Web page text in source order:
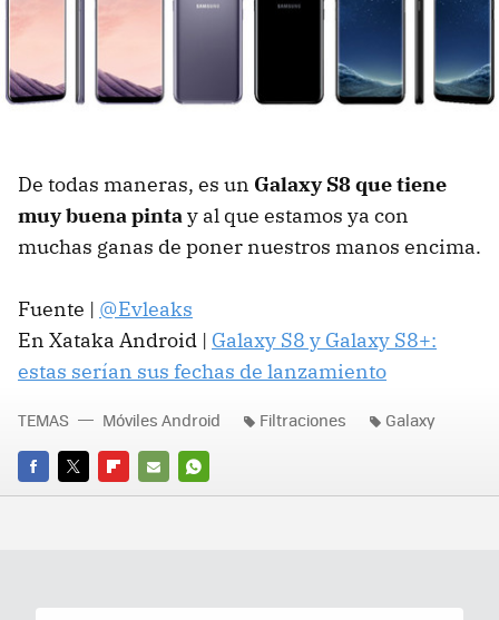
De todas maneras, es un Galaxy S8 que tiene
muy buena pintay al que estamos ya con
muchas ganas de poner nuestros manos encima.
Fuente | @Evleaks
En Xataka Android | Galaxy S8 y Galaxy S8+:
estas serían sus fechas de lanzamiento
FACEBOOK
TWITTERFLIPBOARD
E-
WHATSAPP
TEMAS Móviles Android Filtraciones Galaxy